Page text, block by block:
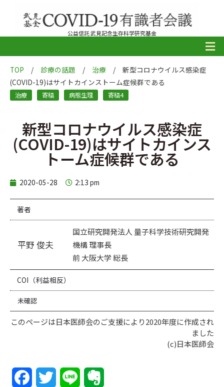
公益信託 武見記念生存科学研究基金
TOP / 診療の話題 / 治療 / 新型コロナウイルス感染症
(COVID-19)はサイトカインストーム症候群である
治療 寄稿 病態生理 寄稿4
新型コロナウイルス感染症
(COVID-19)はサイトカインス
トーム症候群である
2020-05-28 2:13 pm
著者
平野 俊夫
国立研究開発法人 量子科学技術研究開発
機構 理事長
前 大阪大学 総長
COI（利益相反）
未確認
このページは日本医師会のご支援により2020年度に作成され
ました
(c)日本医師会